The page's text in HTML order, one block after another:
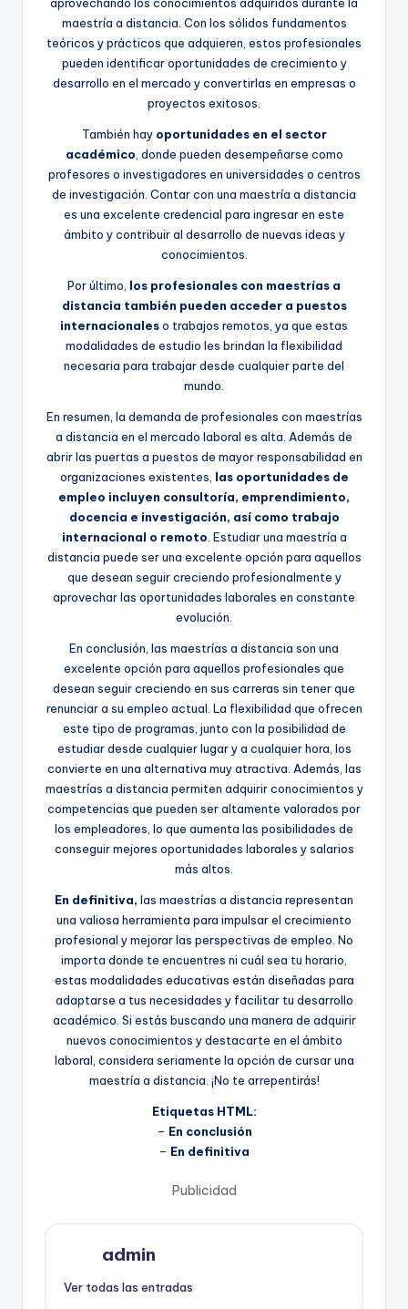
maestría a distancia. Con los sólidos fundamentos
teóricos y prácticos que adquieren, estos profesionales
pueden identificar oportunidades de crecimiento y
desarrollo en el mercado y convertirlas en empresas o
proyectos exitosos.
También hay oportunidades en el sector
académico , donde pueden desempeñarse como
profesores o investigadores en universidades o centros
de investigación. Contar con una maestría a distancia
es una excelente credencial para ingresar en este
ámbito y contribuir al desarrollo de nuevas ideas y
conocimientos.
Por último, los profesionales con maestrías a
distancia también pueden acceder a puestos
internacionaleso trabajos remotos, ya que estas
modalidades de estudio les brindan la flexibilidad
necesaria para trabajar desde cualquier parte del
mundo.
En resumen, la demanda de profesionales con maestrías
a distancia en el mercado laboral es alta. Además de
abrir las puertas a puestos de mayor responsabilidad en
organizaciones existentes, las oportunidades de
empleo incluyen consultoría, emprendimiento,
docencia e investigación, así como trabajo
internacional o remoto . Estudiar una maestría a
distancia puede ser una excelente opción para aquellos
que desean seguir creciendo profesionalmente y
aprovechar las oportunidades laborales en constante
evolución.
En conclusión, las maestrías a distancia son una
excelente opción para aquellos profesionales que
desean seguir creciendo en sus carreras sin tener que
renunciar a su empleo actual. La flexibilidad que ofrecen
este tipo de programas, junto con la posibilidad de
estudiar desde cualquier lugar y a cualquier hora, los
convierte en una alternativa muy atractiva. Además, las
maestrías a distancia permiten adquirir conocimientos y
competencias que pueden ser altamente valorados por
los empleadores, lo que aumenta las posibilidades de
conseguir mejores oportunidades laborales y salarios
más altos.
En definitiva, las maestrías a distancia representan
una valiosa herramienta para impulsar el crecimiento
profesional y mejorar las perspectivas de empleo. No
importa donde te encuentres ni cuál sea tu horario,
estas modalidades educativas están diseñadas para
adaptarse a tus necesidades y facilitar tu desarrollo
académico. Si estás buscando una manera de adquirir
nuevos conocimientos y destacarte en el ámbito
laboral, considera seriamente la opción de cursar una
maestría a distancia. ¡No te arrepentirás!
Etiquetas HTML:
– En conclusión
– En definitiva
Publicidad
admin
Ver todas las entradas